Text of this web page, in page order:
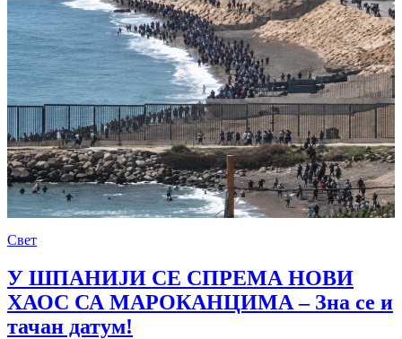
Свет
У ШПАНИЈИ СЕ СПРЕМА НОВИ
ХАОС СА МАРОКАНЦИМА – Зна се и
тачан датум!